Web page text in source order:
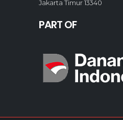
Jakarta Timur 13340
PART OF